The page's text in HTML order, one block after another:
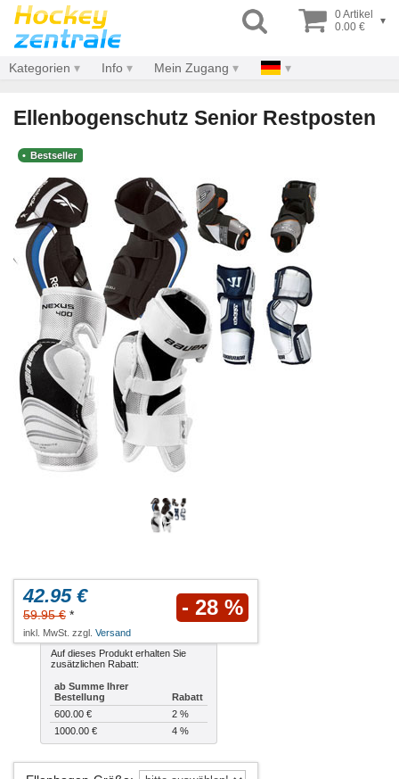
0 Artikel
0.00 €
▾
Kategorien Info Mein Zugang
Ellenbogenschutz Senior Restposten
Bestseller
42.95 €
59.95 € * - 28 %
inkl. MwSt. zzgl. Versand
Auf dieses Produkt erhalten Sie
zusätzlichen Rabatt:
ab Summe Ihrer
Bestellung
Rabatt
600.00 €
2 %
1000.00 €
4 %